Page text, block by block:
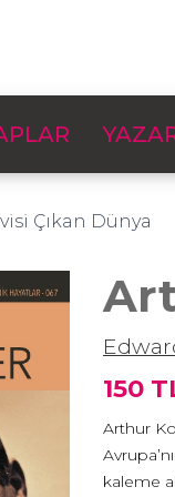
Çıkan Dünya
150
Arthur
kaleme